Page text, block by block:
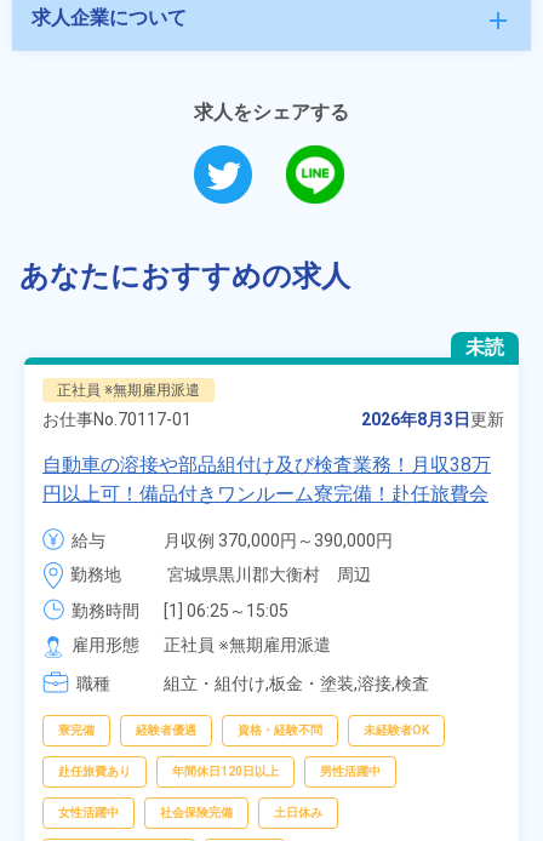
求人企業について add
求人をシェアする
あなたにおすすめの求人
未読
正社員 ※無期雇用派遣
お仕事No. 70117-01 2026年8月3日更新
自動車の溶接や部品組付け及び検査業務！月収38万
円以上可！備品付きワンルーム寮完備！赴任旅費会
社負担★人気の土日休み！昇給＆業績賞与あり！
車・バイク通勤可！無料駐車場あり！カップルでの
応募OK★《宮城県大衡村》
給与
月収例 370,000円～390,000円
時給 1,700円～1,700円
勤務地
宮城県黒川郡大衡村　周辺
勤務時間
[1] 06:25～15:05
[2] 16:00～00:40
[3] 16:30～01:10
[4] 08:00～16:40
雇用形態
正社員 ※無期雇用派遣
職種
組立・組付け,板金・塗装,溶接,検査
寮完備 経験者優遇 資格・経験不問 未経験者OK
赴任旅費あり 年間休日120日以上 男性活躍中
女性活躍中 社会保険完備 土日休み